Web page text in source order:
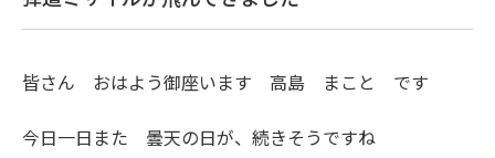
皆さん おはよう御座います 高島 まこと です
今日一日また 曇天の日が、続きそうですね